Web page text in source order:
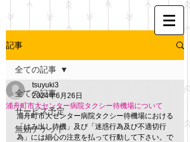
記事
全ての記事
サービス予定
無効チケット
全ての記事
浦舟町市大センター病院タクシー待機場について
tsuyuki3
2024年6月26日
浦舟町市大センター病院タクシー待機場における
「はみ出し待機」及び「迷惑行為及び不適切行
為」には細心の注意を払って行動して下さい。で